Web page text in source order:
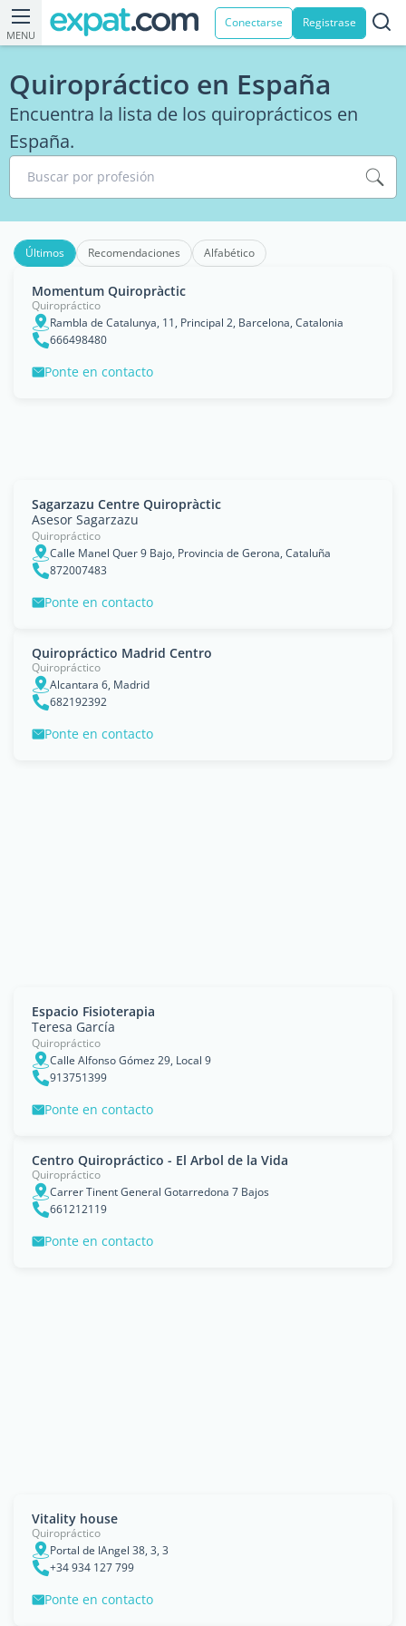
MENU
Conectarse Registrase
Quiropráctico en España
Encuentra la lista de los quiroprácticos en
España.
Buscar por profesión
Últimos Recomendaciones Alfabético
Momentum Quiropràctic
Quiropráctico
Rambla de Catalunya, 11, Principal 2, Barcelona, Catalonia
666498480
Ponte en contacto
Sagarzazu Centre Quiropràctic
Asesor Sagarzazu
Quiropráctico
Calle Manel Quer 9 Bajo, Provincia de Gerona, Cataluña
872007483
Ponte en contacto
Quiropráctico Madrid Centro
Quiropráctico
Alcantara 6, Madrid
682192392
Ponte en contacto
Espacio Fisioterapia
Teresa García
Quiropráctico
Calle Alfonso Gómez 29, Local 9
913751399
Ponte en contacto
Centro Quiropráctico - El Arbol de la Vida
Quiropráctico
Carrer Tinent General Gotarredona 7 Bajos
661212119
Ponte en contacto
Vitality house
Quiropráctico
Portal de lAngel 38, 3, 3
+34 934 127 799
Ponte en contacto